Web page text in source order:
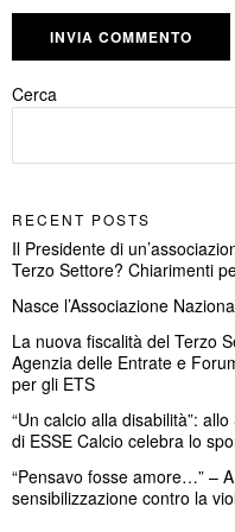
Cerca
RECENT POSTS
Il Presidente di
Terzo Settore? Chiarimenti
Nasce l’Associazione
La nuova fiscalità del Terzo
Agenzia delle Entrate e
per gli ETS
“Un calcio alla disabilità”:
di ESSE Calcio celebra lo
“Pensavo fosse amore…” –
sensibilizzazione contro la